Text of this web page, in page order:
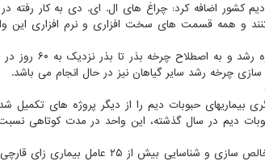
کشور اضافه کرد: چراغ های ال. ای. دی به کار رفته در
و همه قسمت های سخت افزاری و نرم افزاری این
گلکاری افزود:
چرخه رشد سایر گیاهان نیز در حال انجام می باشد.
بیماریهای حبوبات دیم را از دیگر پروژه های تکمیل